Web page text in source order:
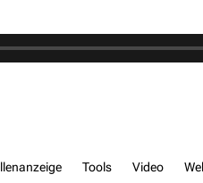
Tools Video